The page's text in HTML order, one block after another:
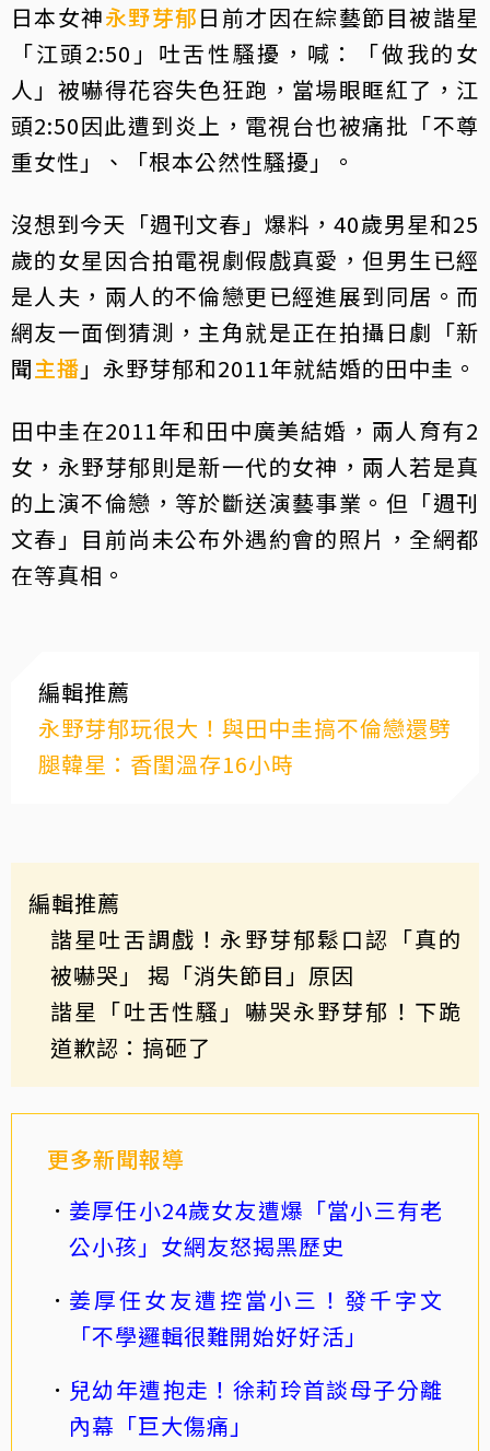
日本女神永野芽郁日前才因在綜藝節目被諧星
「江頭2:50」吐舌性騷擾，喊：「做我的女
人」被嚇得花容失色狂跑，當場眼眶紅了，江
頭2:50因此遭到炎上，電視台也被痛批「不尊
重女性」、「根本公然性騷擾」。
沒想到今天「週刊文春」爆料，40歲男星和25
歲的女星因合拍電視劇假戲真愛，但男生已經
是人夫，兩人的不倫戀更已經進展到同居。而
網友一面倒猜測，主角就是正在拍攝日劇「新
聞主播 」永野芽郁和2011年就結婚的田中圭。
田中圭在2011年和田中廣美結婚，兩人育有2
女，永野芽郁則是新一代的女神，兩人若是真
的上演不倫戀，等於斷送演藝事業。但「週刊
文春」目前尚未公布外遇約會的照片，全網都
在等真相。
編輯推薦
永野芽郁玩很大！與田中圭搞不倫戀還劈
腿韓星：香閨溫存16小時
編輯推薦
諧星吐舌調戲！永野芽郁鬆口認「真的
被嚇哭」 揭「消失節目」原因
諧星「吐舌性騷」嚇哭永野芽郁！下跪
道歉認：搞砸了
更多新聞報導
姜厚任小24歲女友遭爆「當小三有老
公小孩」女網友怒揭黑歷史
姜厚任女友遭控當小三！發千字文
「不學邏輯很難開始好好活」
兒幼年遭抱走！徐莉玲首談母子分離
內幕「巨大傷痛」